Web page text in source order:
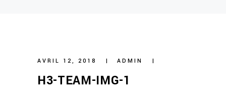
AVRIL 12, 2018 ADMIN
H3-TEAM-IMG-1